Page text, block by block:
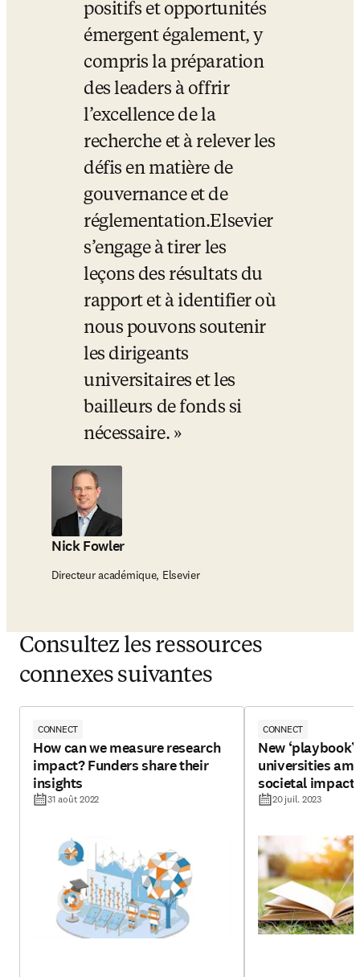
positifs et opportunités
émergent également, y
compris la préparation
des leaders à offrir
l’excellence de la
recherche et à relever les
défis en matière de
gouvernance et de
réglementation.Elsevier
s’engage à tirer les
leçons des résultats du
rapport et à identifier où
nous pouvons soutenir
les dirigeants
universitaires et les
bailleurs de fonds si
nécessaire.
Nick Fowler
Directeur académique, Elsevier
Consultez les ressources
connexes suivantes
CONNECT
How can we measure research
impact? Funders share their
insights
31 août 2022
CONNECT
New
universities
societal impact
20 juil. 2023